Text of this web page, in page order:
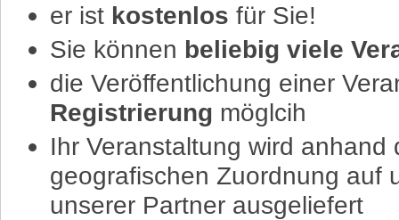
er ist kostenlos für Sie!
Sie können beliebig viele
die Veröffentlichung einer
Registrierung möglcih
Ihr Veranstaltung wird
geografischen Zuordnung auf
unserer Partner ausgeliefert